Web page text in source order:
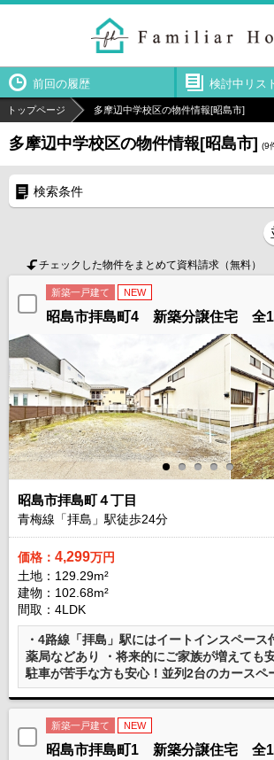
前回の履歴 検討中リス
トップページ 多摩辺中学校区の物件情報[昭島市]
多摩辺中学校区の物件情報[昭島市] (9
検索条件
チェックした物件をまとめて資料請求（無料）
新築一戸建て NEW
昭島市拝島町4 新築分譲住宅 全
昭島市拝島町４丁目
青梅線「拝島」駅徒歩24分
価格： 4,299万円
土地：129.29m²
建物：102.68m²
間取：4LDK
・4路線「拝島」駅にはイートインスペース
薬局などあり ・将来的にご家族が増えても
駐車が苦手な方も安心！並列2台のカースペ
新築一戸建て NEW
昭島市拝島町1 新築分譲住宅 全